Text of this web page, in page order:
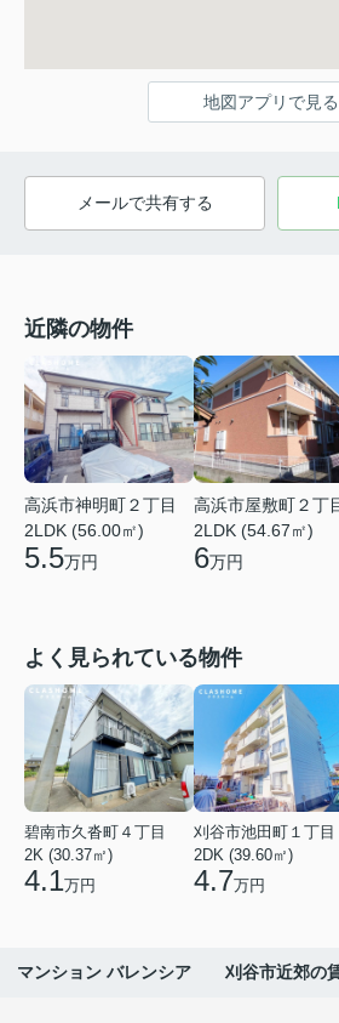
地図アプリで見る
メールで共有する
近隣の物件
高浜市神明町２丁目
2LDK (56.00㎡)
5.5万円
高浜市屋敷町２丁
2LDK (54.67㎡)
6万円
よく見られている物件
碧南市久沓町４丁目
2K (30.37㎡)
4.1万円
刈谷市池田町１丁目
2DK (39.60㎡)
4.7万円
マンション バレンシア 刈谷市近郊の